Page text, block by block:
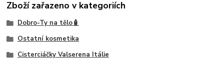
Zboží zařazeno v kategoriích
Dobro-Ty na tělo🧴
Ostatní kosmetika
Cisterciáčky Valserena Itálie